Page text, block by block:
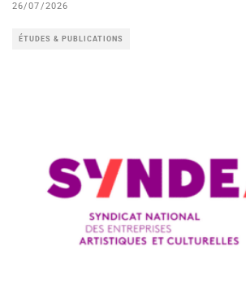
26/07/2026
ÉTUDES & PUBLICATIONS